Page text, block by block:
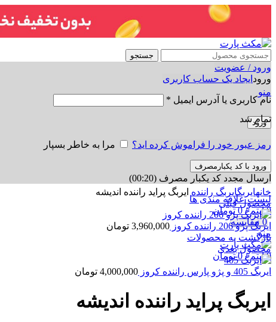
جستجو
ورود / عضویت
ورود ایجاد یک حساب کاربری
نام کاربری یا آدرس ایمیل *
ورود
رمز عبور خود را فراموش کرده اید؟ مرا به خاطر بسپار
ورود با کد یکبارمصرف
ارسال مجدد کد یکبار مصرف (00:
20
)
لیست علاقه مندی ها
0 آیتم /
0 تومان
0 مقایسه
منو
0 آیتم /
0 تومان
منو
تمام شد
برای بزرگنمایی کلیک کنید
خانهایربگایربگ راننده ایربگ پراید راننده اندیشه
محصول قبلی
ایربگ پژو 206 راننده کروز 3,960,000 تومان
بازگشت به محصولات
محصول بعدی
ایربگ 405 و پژو پارس راننده کروز 4,000,000 تومان
ایربگ پراید راننده اندیشه